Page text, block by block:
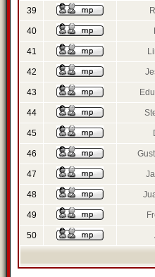
39
40
41
42
43
44
45
46
47
48
49
50